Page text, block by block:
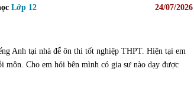
Lớp 12
24/07/2026
Anh tại nhà để ôn thi tốt nghiệp THPT. Hiện tại em
Cho em hỏi bên mình có gia sư nào dạy được